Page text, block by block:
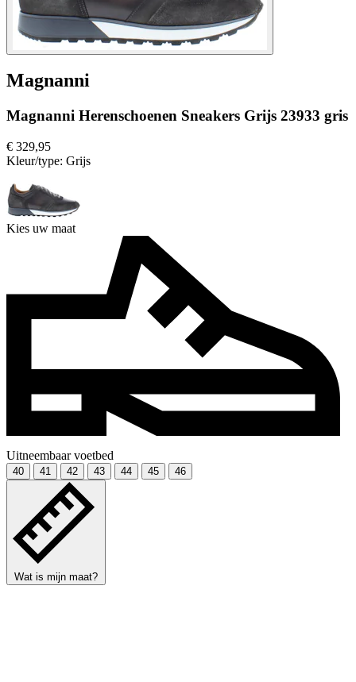
Magnanni
Magnanni Herenschoenen Sneakers Grijs 23933 gris
€ 329,95
Kleur/type: Grijs
Kies uw maat
Uitneembaar voetbed
40 41 42 43 44 45 46
Wat is mijn maat?